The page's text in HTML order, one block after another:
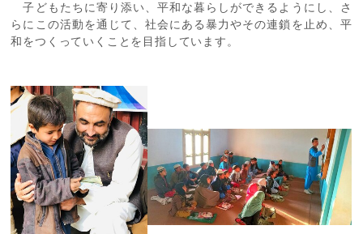
子どもたちに寄り添い、平和な暮らしができるようにし、さ
らにこの活動を通じて、社会にある暴力やその連鎖を止め、平
和をつくっていくことを目指しています。